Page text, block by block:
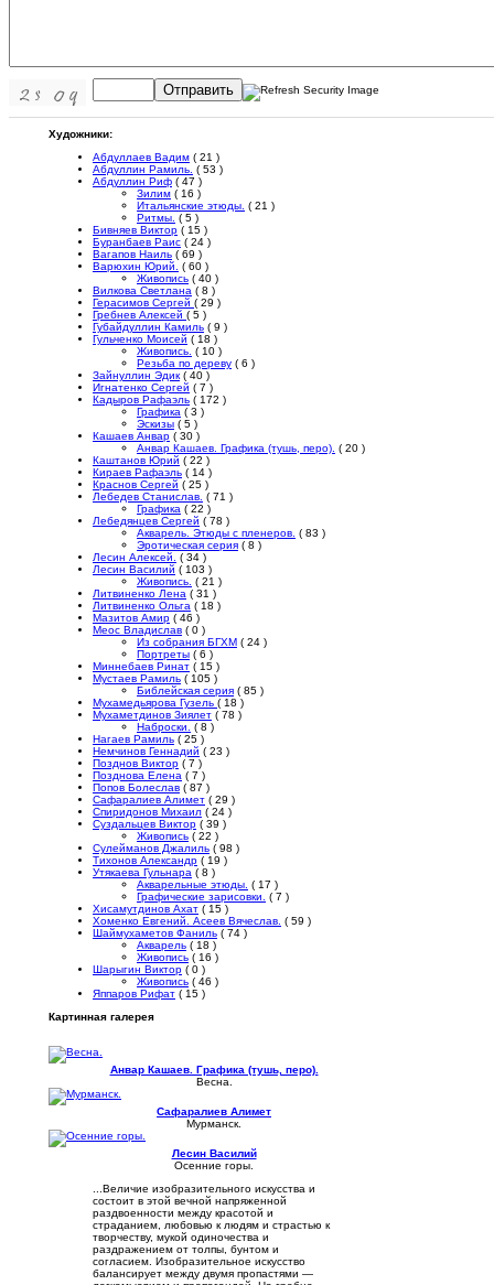
Отправить
Художники:
Абдуллаев Вадим ( 21 )
Абдуллин Рамиль. ( 53 )
Абдуллин Риф ( 47 )
Зилим ( 16 )
Итальянские этюды. ( 21 )
Ритмы. ( 5 )
Бивняев Виктор ( 15 )
Буранбаев Раис ( 24 )
Вагапов Наиль ( 69 )
Варюхин Юрий. ( 60 )
Живопись ( 40 )
Вилкова Светлана ( 8 )
Герасимов Сергей ( 29 )
Гребнев Алексей ( 5 )
Губайдуллин Камиль ( 9 )
Гульченко Моисей ( 18 )
Живопись. ( 10 )
Резьба по дереву ( 6 )
Зайнуллин Эдик ( 40 )
Игнатенко Сергей ( 7 )
Кадыров Рафаэль ( 172 )
Графика ( 3 )
Эскизы ( 5 )
Кашаев Анвар ( 30 )
Анвар Кашаев. Графика (тушь, перо). ( 20 )
Каштанов Юрий ( 22 )
Кираев Рафаэль ( 14 )
Краснов Сергей ( 25 )
Лебедев Станислав. ( 71 )
Графика ( 22 )
Лебедянцев Сергей ( 78 )
Акварель. Этюды с пленеров. ( 83 )
Эротическая серия ( 8 )
Лесин Алексей. ( 34 )
Лесин Василий ( 103 )
Живопись. ( 21 )
Литвиненко Лена ( 31 )
Литвиненко Ольга ( 18 )
Мазитов Амир ( 46 )
Меос Владислав ( 0 )
Из собрания БГХМ ( 24 )
Портреты ( 6 )
Миннебаев Ринат ( 15 )
Мустаев Рамиль ( 105 )
Библейская серия ( 85 )
Мухамедьярова Гузель ( 18 )
Мухаметдинов Зиялет ( 78 )
Наброски. ( 8 )
Нагаев Рамиль ( 25 )
Немчинов Геннадий ( 23 )
Позднов Виктор ( 7 )
Позднова Елена ( 7 )
Попов Болеслав ( 87 )
Сафаралиев Алимет ( 29 )
Спиридонов Михаил ( 24 )
Суздальцев Виктор ( 39 )
Живопись ( 22 )
Сулейманов Джалиль ( 98 )
Тихонов Александр ( 19 )
Утякаева Гульнара ( 8 )
Акварельные этюды. ( 17 )
Графические зарисовки. ( 7 )
Хисамутдинов Ахат ( 15 )
Хоменко Евгений. Асеев Вячеслав. ( 59 )
Шаймухаметов Фаниль ( 74 )
Акварель ( 18 )
Живопись ( 16 )
Шарыгин Виктор ( 0 )
Живопись ( 46 )
Яппаров Рифат ( 15 )
Картинная галерея
Анвар Кашаев. Графика (тушь, перо).
Весна.
Сафаралиев Алимет
Мурманск.
Лесин Василий
Осенние горы.
...Величие изобразительного искусства и
состоит в этой вечной напряженной
раздвоенности между красотой и
страданием, любовью к людям и страстью к
творчеству, мукой одиночества и
раздражением от толпы, бунтом и
согласием. Изобразительное искусство
балансирует между двумя пропастями —